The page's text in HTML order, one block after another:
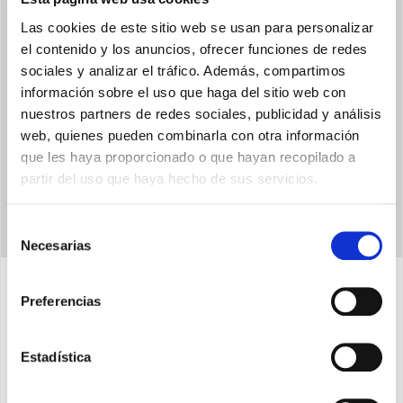
Las cookies de este sitio web se usan para personalizar
el contenido y los anuncios, ofrecer funciones de redes
sociales y analizar el tráfico. Además, compartimos
información sobre el uso que haga del sitio web con
nuestros partners de redes sociales, publicidad y análisis
web, quienes pueden combinarla con otra información
que les haya proporcionado o que hayan recopilado a
partir del uso que haya hecho de sus servicios.
Necesarias
Preferencias
Estadística
WI-FI INTEGRADO
Es posible gestionar todas las funciones desde el propio
smartphone, incluso fuera de casa
Características